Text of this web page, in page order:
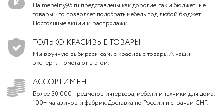
На mebelny95.ru представлены как дорогие, так и бюджетные
товары, что позволяет подобрать мебель под любой бюджет.
Постоянные акции и распродажи.
ТОЛЬКО КРАСИВЫЕ ТОВАРЫ
Мы вручную выбираем самые красивые товары. А наши
эксперты помогают в этом.
АССОРТИМЕНТ
Более 30 000 предметов интерьера, мебели и техники для дома.
100+ магазинов и фабрик. Доставка по России и странам СНГ.